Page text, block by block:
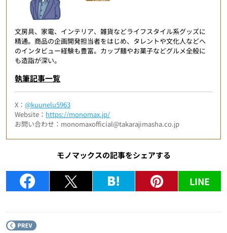
文房具、家電、インテリア、雑貨などライフスタイル系グッズに
精通。商品の企画開発担当者をはじめ、タレントや文化人などへ
のインタビュー経験も豊富。カップ麺やお菓子などグルメ全般に
も造詣が深い。
執筆記事一覧
X：@kuunelu5963
Website： https://monomax.jp/
お問い合わせ：monomaxofficial@takarajimasha.co.jp
モノマックスの記事をシェアする
LINE